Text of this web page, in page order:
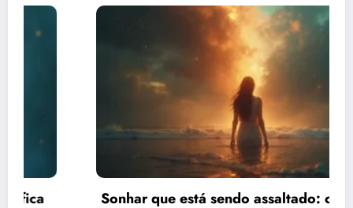
Sonhar que está sendo assaltado: o que esse